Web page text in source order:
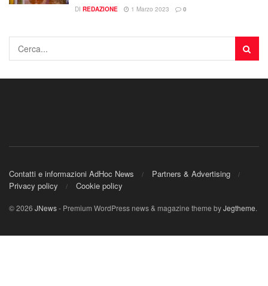
DI REDAZIONE 1 Marzo 2023 0
Contatti e informazioni AdHoc News
Partners & Advertising
Privacy policy
Cookie policy
© 2026 JNews- Premium WordPress news & magazine theme byJegtheme.